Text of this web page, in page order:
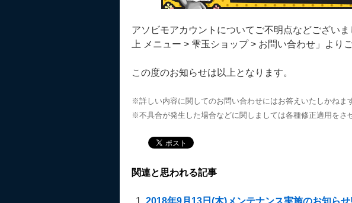
アソビモアカウントについてご不明点などござい
上 メニュー > 雫玉ショップ > お問い合わせ」より
この度のお知らせは以上となります。
※詳しい内容に関してのお問い合わせにはお答えいたしかねます
※不具合が発生した場合などに関しましては各種修正適用をさ
関連と思われる記事
2018年9月13日(木)メンテナンス実施のお知らせ